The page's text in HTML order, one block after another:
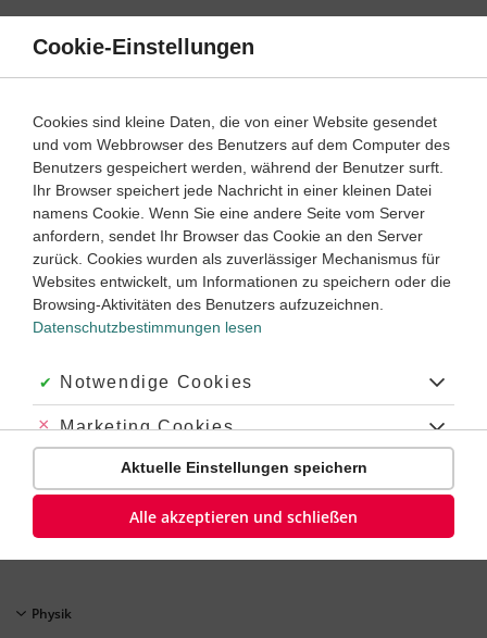
Direkt
Inhalt
Klassenarbeiten und Abiturprüfungen
Klassenarbeit
Strahlenoptik (1)
Physik Klasse8
Klassenarbeit
Physik Klasse8
Dauer:
35 Minuten
Physik
Cookie-Einstellungen
Cookies sind kleine Daten, die von einer Website gesendet
und vom Webbrowser des Benutzers auf dem Computer des
Benutzers gespeichert werden, während der Benutzer surft.
Ihr Browser speichert jede Nachricht in einer kleinen Datei
namens Cookie. Wenn Sie eine andere Seite vom Server
anfordern, sendet Ihr Browser das Cookie an den Server
zurück. Cookies wurden als zuverlässiger Mechanismus für
Websites entwickelt, um Informationen zu speichern oder die
Browsing-Aktivitäten des Benutzers aufzuzeichnen.
Datenschutzbestimmungen lesen
Akzeptiert:
Notwendige Cookies
Abgelehnt:
Marketing Cookies
Abgelehnt:
Personalisierungs-Cookies
Aktuelle Einstellungen speichern
Alle akzeptieren und schließen